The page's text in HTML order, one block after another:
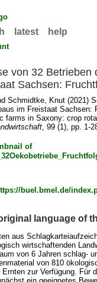
latest help
von 32 Betrieben
Sachsen:
Schmidtke, Knut(2021)
im Freistaat Sachsen:
farms in Saxony: crop
, 99 (1), pp. 1-
buel.bmel.de/
language of
aus
wirtschaftenden
von 6 Jahren schlag-
von 810
zur Verfügung. Für